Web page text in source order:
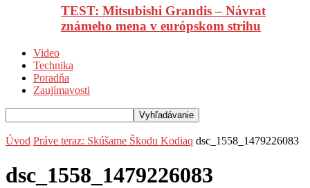
TEST: Mitsubishi Grandis – Návrat
známeho mena v európskom strihu
Video
Technika
Poradňa
Zaujímavosti
Úvod Práve teraz: Skúšame Škodu Kodiaq dsc_1558_1479226083
dsc_1558_1479226083